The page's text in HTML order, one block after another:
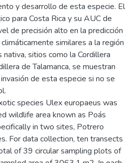
y desarrollo de esta especie. El
para Costa Rica y su AUC de
de precisión alto en la predicción
similares a la región
sitios como la Cordillera
de Talamanca, se muestran
de esta especie si no se
species Ulex europaeus was
wildlife area known as Poás
in two sites, Potrero
For data collection, ten transects
of 39 circular sampling plots of